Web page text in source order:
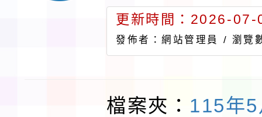
更新時間：2026-
發佈者：網站管理員 / 瀏覽
檔案夾： 115年